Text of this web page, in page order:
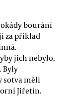
bourání
za příklad
jich nebylo,
Byly
sotva měli
Jiřetín.